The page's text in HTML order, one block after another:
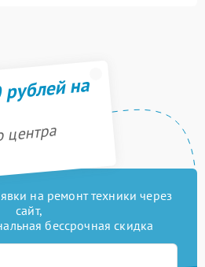
на
центра
на ремонт техники через
сайт,
бессрочная скидка